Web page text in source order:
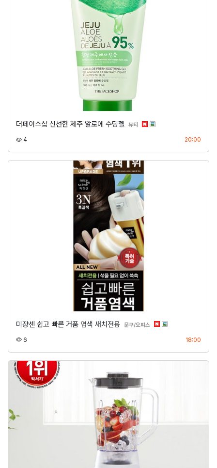
더페이스샵 신선한 제주 알로에 수딩젤 뷰티 분류
4조회 20:00
미쟝센 쉽고 빠른 거품 염색 새치전용 문구/오피스 분류
6 18:00